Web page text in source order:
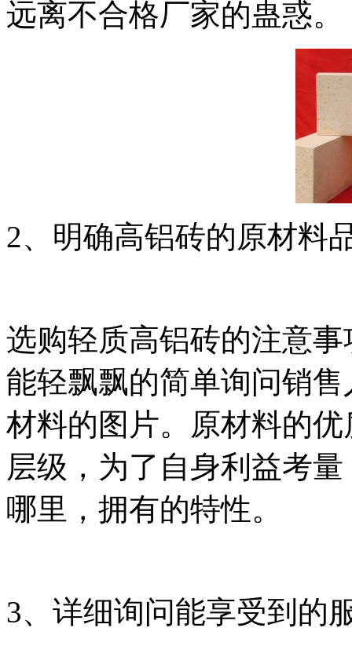
远离不合格厂家的蛊惑。
2、明确高铝砖的原材料
选购轻质高铝砖的注意
能轻飘飘的简单询问销
材料的图片。原材料的
层级，为了自身利益考
哪里，拥有的特性。
3、详细询问能享受到的